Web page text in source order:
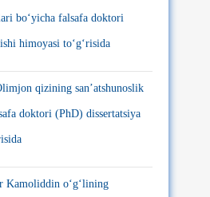
bo‘yicha falsafa doktori
himoyasi to‘g‘risida
qizining san’atshunoslik
doktori (PhD) dissertatsiya
Kamoliddin o‘g‘lining